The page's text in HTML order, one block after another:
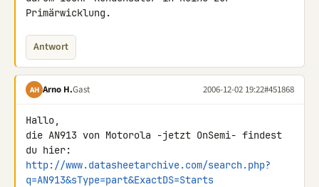
Primärwicklung.
Antwort
AH Arno H.Gast 2006-12-02 19:22#451868
Hallo,
die AN913 von Motorola -jetzt OnSemi- findest
http://www.datasheetarchive.com/search.php?
q=AN913&sType=part&ExactDS=Starts